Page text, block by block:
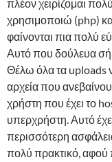
πλέον χειρίζομαι
χρησιμοποιώ (php)
φαίνονται πια πολύ
Αυτό που δούλευα
Θέλω όλα τα uploads
αρχεία που
χρήστη που έχει το
υπερχρήστη. Αυτό
περισσότερη
πολύ πρακτικό, αφού